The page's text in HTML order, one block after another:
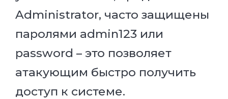
Administrator, часто защищены
паролями admin123 или
password – это позволяет
атакующим быстро получить
доступ к системе.